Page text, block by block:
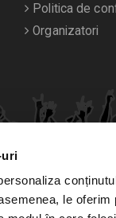
uri
le
Politica de
Organizatori